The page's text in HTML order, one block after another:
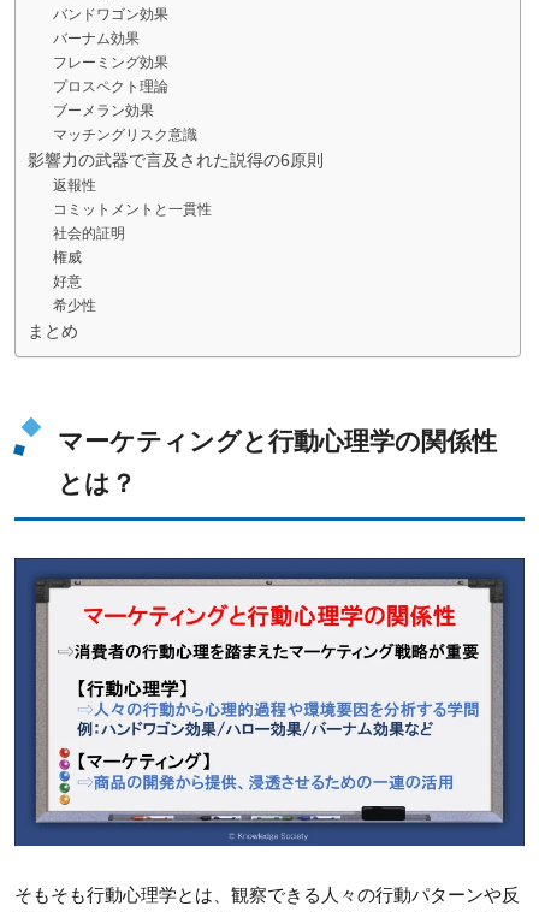
バンドワゴン効果
バーナム効果
フレーミング効果
プロスペクト理論
ブーメラン効果
マッチングリスク意識
影響力の武器で言及された説得の6原則
返報性
コミットメントと一貫性
社会的証明
権威
好意
希少性
まとめ
マーケティングと行動心理学の関係性
とは？
そもそも行動心理学とは、観察できる人々の行動パターンや反